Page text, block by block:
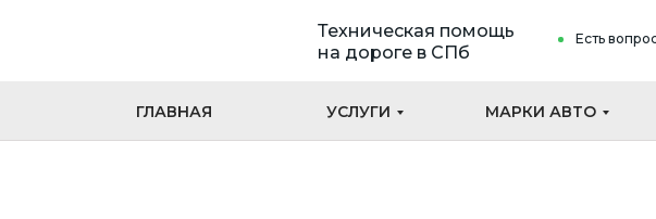
Есть
ГЛАВНАЯ УСЛУГИ МАРКИ АВТО
Техническая помощь
на дороге в СПб